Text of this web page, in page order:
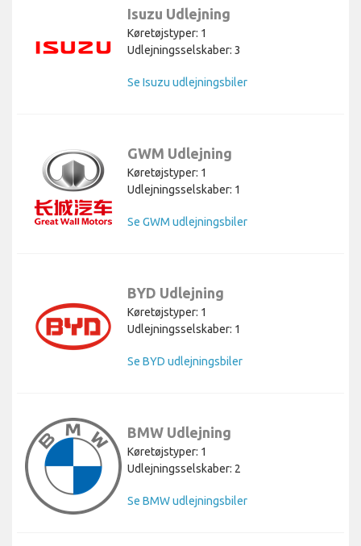
Isuzu Udlejning
Køretøjstyper: 1
Udlejningsselskaber: 3
Se Isuzu udlejningsbiler
GWM Udlejning
Køretøjstyper: 1
Udlejningsselskaber: 1
Se GWM udlejningsbiler
BYD Udlejning
Køretøjstyper: 1
Udlejningsselskaber: 1
Se BYD udlejningsbiler
BMW Udlejning
Køretøjstyper: 1
Udlejningsselskaber: 2
Se BMW udlejningsbiler